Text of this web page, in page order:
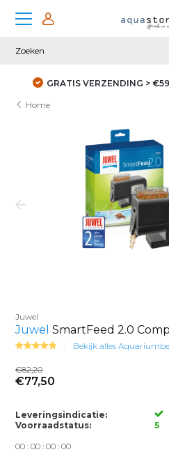
DUIZENDEN
Home
Juwel
Juwel SmartFeed 2.0
Bekijk alles
€82,20
€77,50
Leveringsindicatie:
Voorraadstatus:
5
00 :00 :00 :00